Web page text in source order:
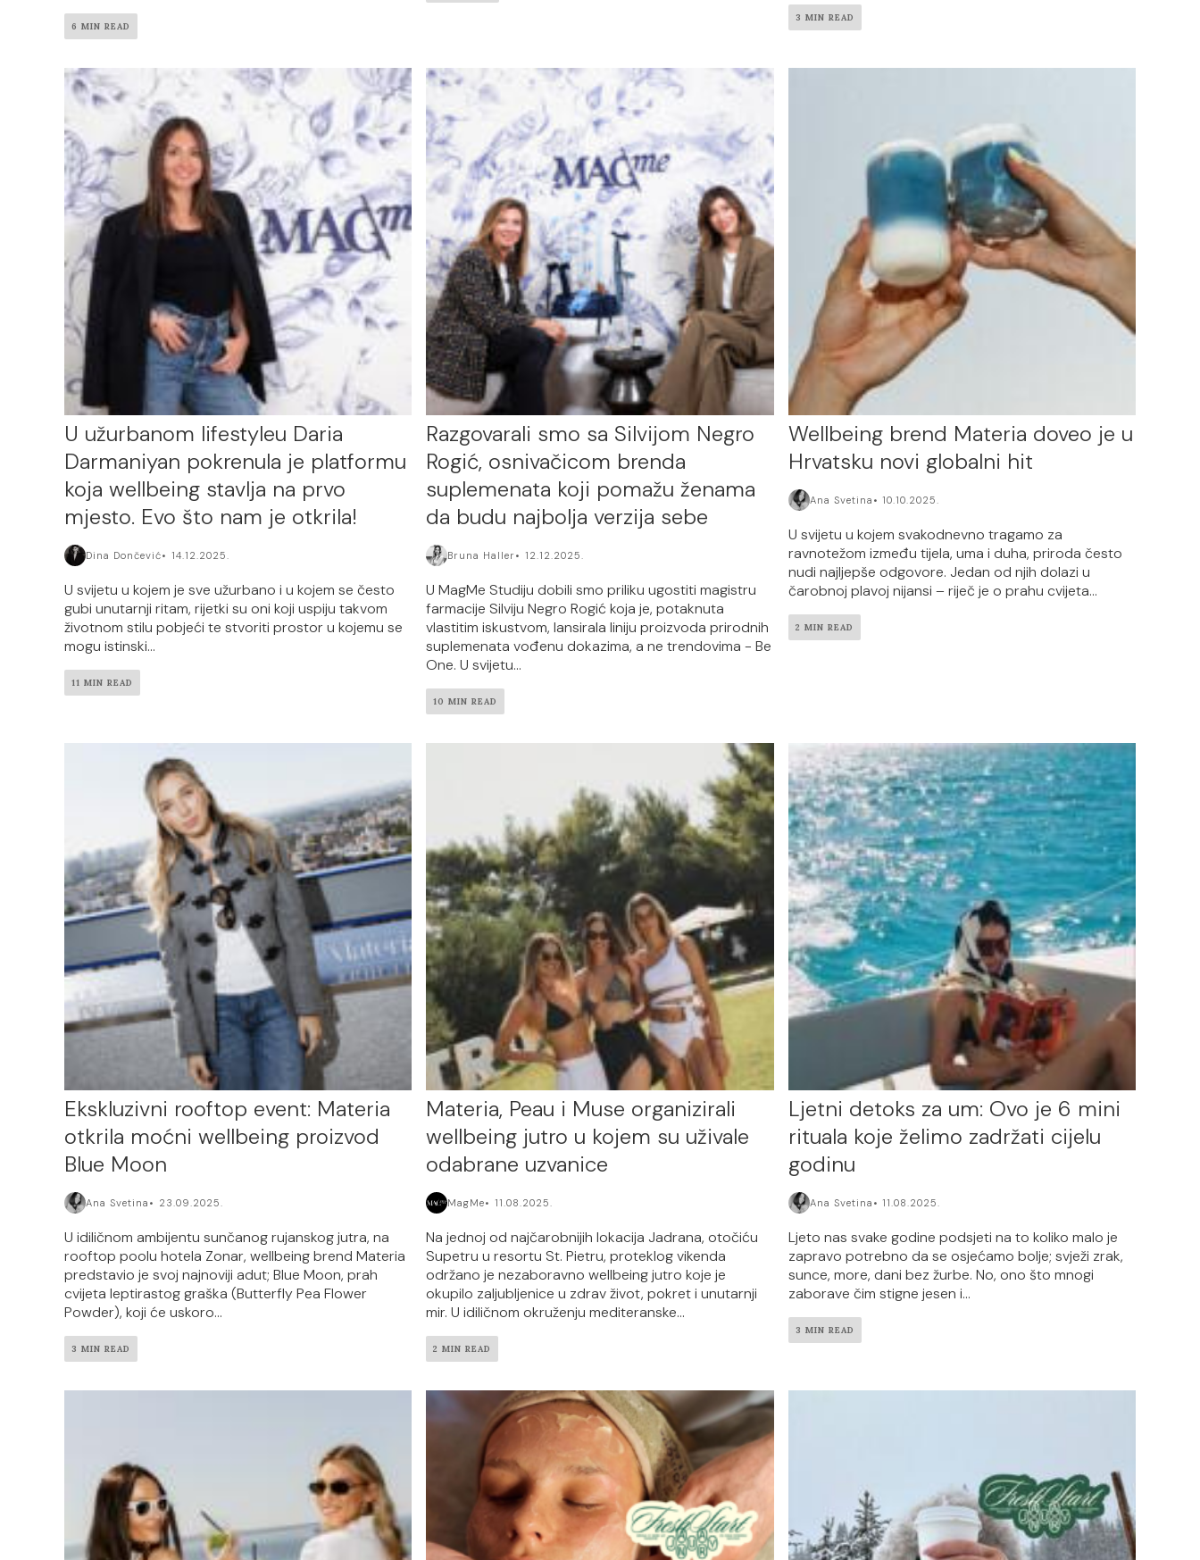
6 MIN READ
3 MIN READ
U užurbanom lifestyleu Daria
Darmaniyan pokrenula je platformu
koja wellbeing stavlja na prvo
mjesto. Evo što nam je otkrila!
Dina Dončević 14.12.2025.
U svijetu u kojem je sve užurbano i u kojem se često
gubi unutarnji ritam, rijetki su oni koji uspiju takvom
životnom stilu pobjeći te stvoriti prostor u kojemu se
mogu istinski...
11 MIN READ
Razgovarali smo sa Silvijom Negro
Rogić, osnivačicom brenda
suplemenata koji pomažu ženama
da budu najbolja verzija sebe
Bruna Haller 12.12.2025.
U MagMe Studiju dobili smo priliku ugostiti magistru
farmacije Silviju Negro Rogić koja je, potaknuta
vlastitim iskustvom, lansirala liniju proizvoda prirodnih
suplemenata vođenu dokazima, a ne trendovima - Be
One. U svijetu...
10 MIN READ
Wellbeing brend Materia doveo je u
Hrvatsku novi globalni hit
Ana Svetina 10.10.2025.
U svijetu u kojem svakodnevno tragamo za
ravnotežom između tijela, uma i duha, priroda često
nudi najljepše odgovore. Jedan od njih dolazi u
čarobnoj plavoj nijansi – riječ je o prahu cvijeta...
2 MIN READ
Ekskluzivni rooftop event: Materia
otkrila moćni wellbeing proizvod
Blue Moon
Ana Svetina 23.09.2025.
U idiličnom ambijentu sunčanog rujanskog jutra, na
rooftop poolu hotela Zonar, wellbeing brend Materia
predstavio je svoj najnoviji adut; Blue Moon, prah
cvijeta leptirastog graška (Butterfly Pea Flower
Powder), koji će uskoro...
3 MIN READ
Materia, Peau i Muse organizirali
wellbeing jutro u kojem su uživale
odabrane uzvanice
MagMe 11.08.2025.
Na jednoj od najčarobnijih lokacija Jadrana, otočiću
Supetru u resortu St. Pietru, proteklog vikenda
održano je nezaboravno wellbeing jutro koje je
okupilo zaljubljenice u zdrav život, pokret i unutarnji
mir. U idiličnom okruženju mediteranske...
2 MIN READ
Ljetni detoks za um: Ovo je 6 mini
rituala koje želimo zadržati cijelu
godinu
Ana Svetina 11.08.2025.
Ljeto nas svake godine podsjeti na to koliko malo je
zapravo potrebno da se osjećamo bolje; svježi zrak,
sunce, more, dani bez žurbe. No, ono što mnogi
zaborave čim stigne jesen i...
3 MIN READ